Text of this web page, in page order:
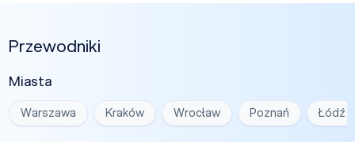
Przewodniki
Miasta
Warszawa Kraków Wrocław Poznań Łódź